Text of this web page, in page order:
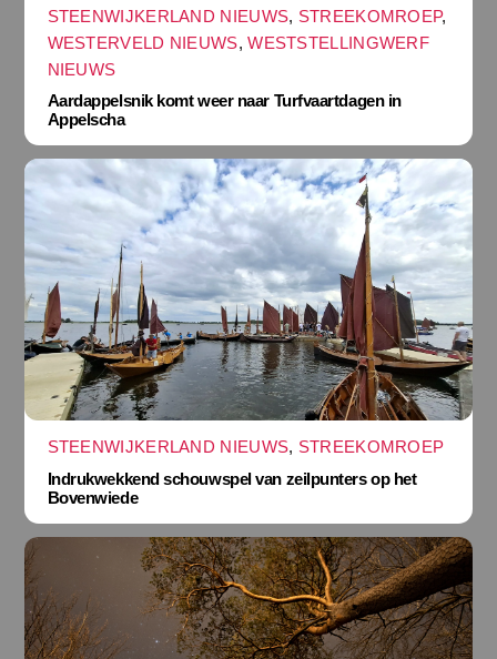
STEENWIJKERLAND NIEUWS, STREEKOMROEP,
WESTERVELD NIEUWS,WESTSTELLINGWERF
NIEUWS
Aardappelsnik komt weer naar Turfvaartdagen in
Appelscha
STEENWIJKERLAND NIEUWS, STREEKOMROEP
Indrukwekkend schouwspel van zeilpunters op het
Bovenwiede